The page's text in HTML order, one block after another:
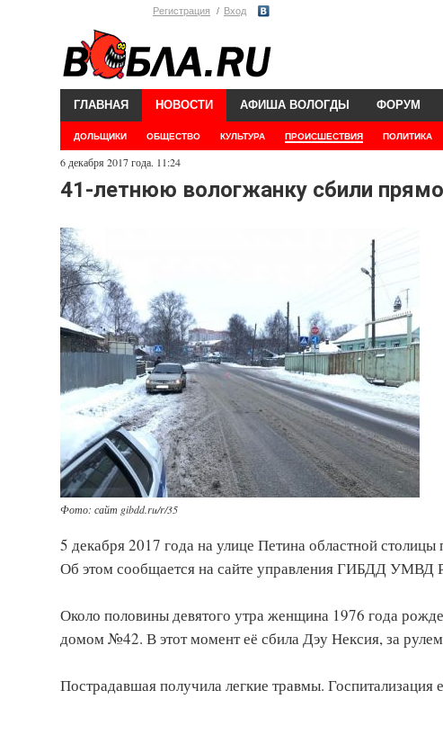
Регистрация Вход
ГЛАВНАЯ НОВОСТИ
ДОЛЬЩИКИ ОБЩЕСТВО КУЛЬТУРА ПРОИСШЕСТВИЯ ПОЛИТИКА
АФИША ВОЛОГДЫ ФОРУМ
6 декабря 2017 года. 11:24
41-летнюю вологжанку сбили
Фото: сайт gibdd.ru/r/35
5 декабря 2017 года на улице Петина областной
Об этом сообщается на сайте управления ГИБДД УМВД
Около половины девятого утра женщина 1976 года
домом №42. В этот момент её сбила Дэу Нексия, за
Пострадавшая получила легкие травмы. Госпитализация